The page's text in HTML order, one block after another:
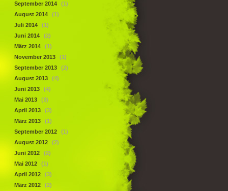
September 2014
(1)
August 2014
(1)
Juli 2014
(1)
Juni 2014
(2)
März 2014
(1)
November 2013
(1)
September 2013
(2)
August 2013
(4)
Juni 2013
(4)
Mai 2013
(3)
April 2013
(3)
März 2013
(1)
September 2012
(1)
August 2012
(2)
Juni 2012
(2)
Mai 2012
(1)
April 2012
(3)
März 2012
(2)